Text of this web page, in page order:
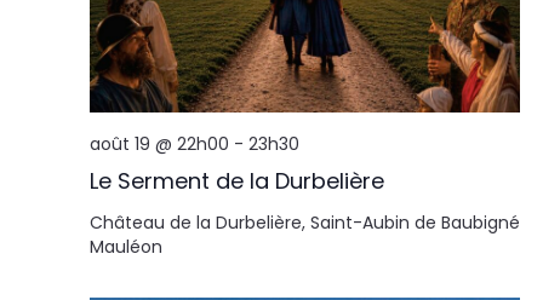
Le Serment de la Durbelière
août 19 @ 22h00 - 23h30
Château de la Durbelière, Saint-Aubin de Baubigné
Mauléon